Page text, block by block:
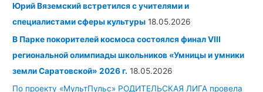
Юрий Вяземский встретился с учителями и
специалистами сферы культуры 18.05.2026
В Парке покорителей космоса состоялся финал VIII
региональной олимпиады школьников «Умницы и умники
земли Саратовской» 2026 г. 18.05.2026
По проекту «МультПульс» РОДИТЕЛЬСКАЯ ЛИГА провела